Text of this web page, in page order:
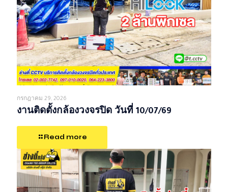
กรกฎาคม 29, 2026
งานติดตั้งกล้องวงจรปิด วันที่ 10/07/69
Read more